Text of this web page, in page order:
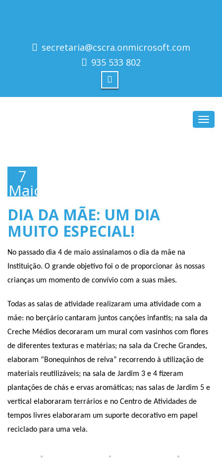
secretaria@cscra.onmicrosoft.com
935 533 802
7
Maio,
2018
DIA DA MÃE: UM DIA
MUITO ESPECIAL!
No passado dia 4 de maio assinalamos o dia da mãe na
Instituição. O grande objetivo foi o de proporcionar às nossas
crianças um momento de convívio com a suas mães.
Todas as salas de atividade realizaram uma atividade com a
mãe: no berçário cantaram juntos canções infantis; na sala da
Creche Médios decoraram um mural com vasinhos com flores
de diferentes texturas e matérias; na sala da Creche Grandes,
elaboram “Bonequinhos de relva” recorrendo à utilização de
materiais reutilizáveis; na sala de Jardim 3 e 4 fizeram
plantações de chás e ervas aromáticas; nas salas de Jardim 5 e
vertical elaboraram terrários e no Centro de Atividades de
tempos livres elaboraram um suporte decorativo em papel
reciclado para uma vela.